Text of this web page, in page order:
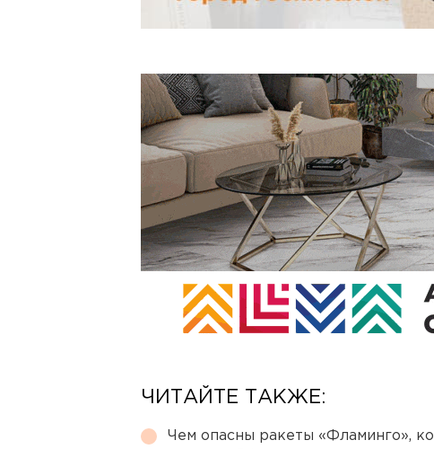
ЧИТАЙТЕ ТАКЖЕ:
Чем опасны ракеты «Фламинго»,